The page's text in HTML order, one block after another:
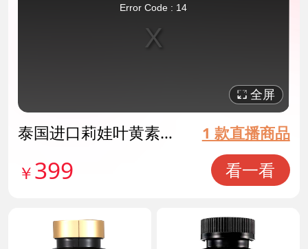
Error Code : 14
全屏
泰国进口莉娃叶黄素精
1 款直播商品
￥399 看一看